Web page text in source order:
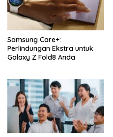
Samsung Care+:
Perlindungan Ekstra untuk
Galaxy Z Fold8 Anda